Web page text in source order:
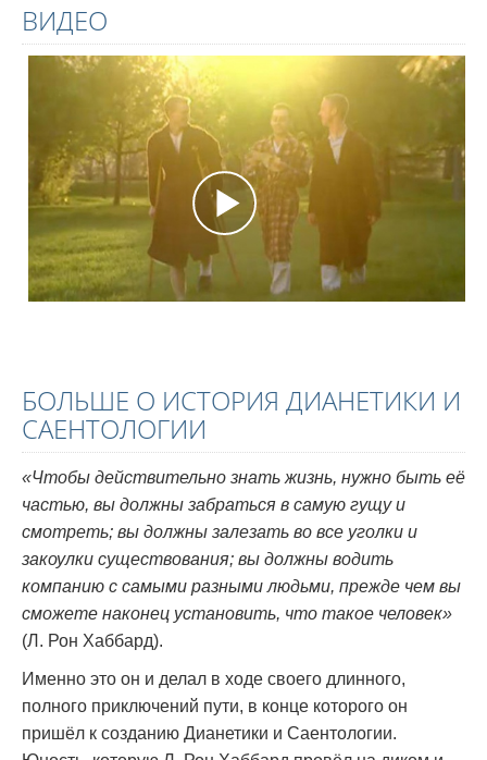
ВИДЕО
БОЛЬШЕ О ИСТОРИЯ ДИАНЕТИКИ И
САЕНТОЛОГИИ
«Чтобы действительно знать жизнь, нужно быть её
частью, вы должны забраться в самую гущу и
смотреть; вы должны залезать во все уголки и
закоулки существования; вы должны водить
компанию с самыми разными людьми, прежде чем вы
сможете наконец установить, что такое человек»
(Л. Рон Хаббард).
Именно это он и делал в ходе своего длинного,
полного приключений пути, в конце которого он
пришёл к созданию Дианетики и Саентологии.